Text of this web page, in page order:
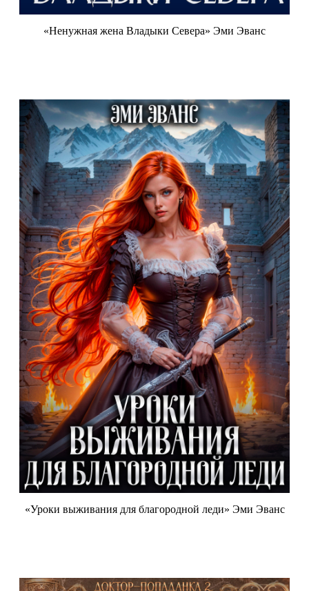
«Ненужная жена Владыки Севера» Эми Эванс
«Уроки выживания для благородной леди» Эми Эванс